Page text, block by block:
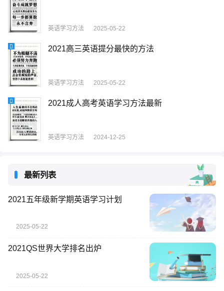
英语学习方法 2025-05-22
2021高三英语提分最快的方法
英语学习方法 2025-05-22
2021成人高考英语学习方法最新
英语学习方法 2024-12-25
最新列表
2021五年级新学期英语学习计划
2025-05-22
2021QS世界大学排名出炉
2025-05-22